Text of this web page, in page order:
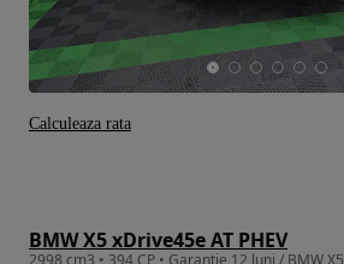
BMW X5 xDrive45e AT PHEV
Calculeaza rata